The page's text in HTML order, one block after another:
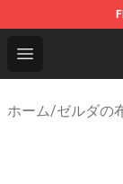
Open menu
The
ホーム/ゼルダの